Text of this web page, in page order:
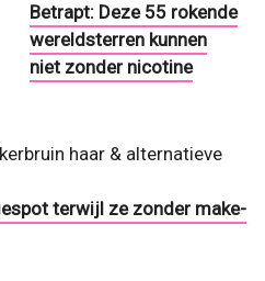
Betrapt: Deze 55 rokende
wereldsterren kunnen
niet zonder nicotine
haar & alternatieve
terwijl ze zonder make-